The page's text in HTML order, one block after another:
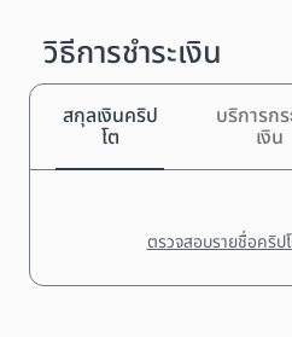
วิธีการชำระเงิน
สกุลเงินคริป
โต
บริการกร
เงิน
ตรวจสอบรายชื่อคริป